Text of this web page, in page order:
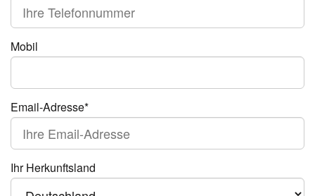
Mobil
Email-Adresse*
Ihr Herkunftsland